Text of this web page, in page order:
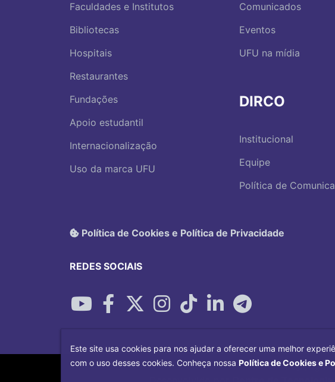
Faculdades e Institutos
Bibliotecas
Hospitais
Restaurantes
Fundações
Apoio estudantil
Internacionalização
Uso da marca UFU
Comunicados
Eventos
UFU na mídia
DIRCO
Institucional
Equipe
Política de
Política de Cookies e Política de Privacidade
REDES SOCIAIS
Este site usa cookies para nos ajudar a oferecer uma melhor
com o uso desses cookies. Conheça nossa Política de Cookies e